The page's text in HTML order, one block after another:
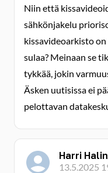
Niin että
sähkönjakelu
kissavideoarkisto
sulaa? Meinaan se
tykkää, jokin
Äsken uutisissa ei
pelottavan
Harri
13.5.2025